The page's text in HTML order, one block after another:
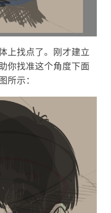
上找点了。刚才建立
你找准这个角度下面
所示：